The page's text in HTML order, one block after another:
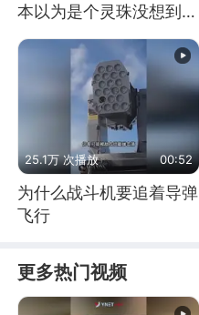
本以为是个灵珠没想到是
25.1万 次播放 00:52
为什么战斗机要追着导弹
飞行
更多热门视频